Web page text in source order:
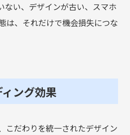
ない、デザインが古い、スマホ
は、それだけで機会損失につな
ング効果
こだわりを統一されたデザイン